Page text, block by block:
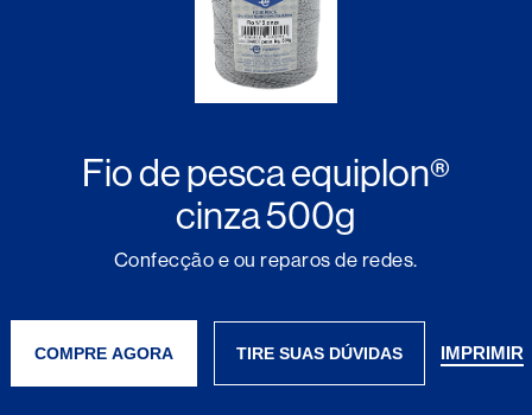
Fio de pesca equiplon®
cinza 500g
Confecção e ou reparos de redes.
COMPRE AGORA TIRE SUAS DÚVIDAS IMPRIMIR